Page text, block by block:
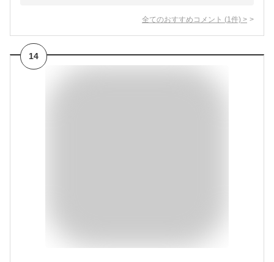
全てのおすすめコメント (1 件) >
14